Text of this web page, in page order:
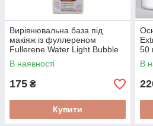
Вирівнювальна база під
макіяж із фуллереном
Fullerene Water Light Bubble
Tricolor Cream 40 ml
В наявності
175 ₴
Купити
50
В